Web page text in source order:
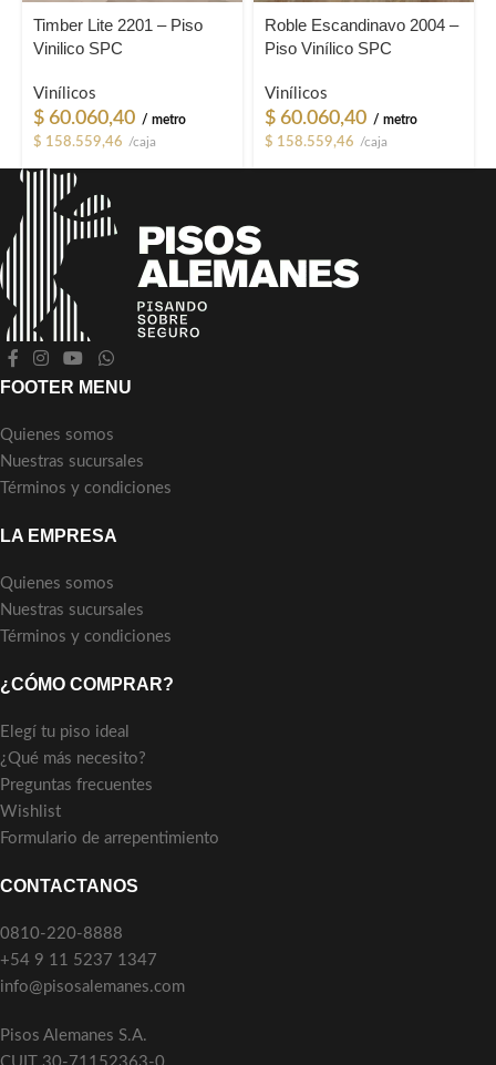
Timber Lite 2201 – Piso
Vinilico SPC
Vinílicos
$ 60.060,40 / metro
$ 158.559,46 /caja
Roble Escandinavo 2004 –
Piso Vinílico SPC
Vinílicos
$60.060,40 / metro
$ 158.559,46 /caja
FOOTER MENU
Quienes somos
Nuestras sucursales
Términos y condiciones
LA EMPRESA
Quienes somos
Nuestras sucursales
Términos y condiciones
¿CÓMO COMPRAR?
Elegí tu piso ideal
¿Qué más necesito?
Preguntas frecuentes
Wishlist
Formulario de arrepentimiento
CONTACTANOS
0810-220-8888
+54 9 11 5237 1347
info@pisosalemanes.com
Pisos Alemanes S.A.